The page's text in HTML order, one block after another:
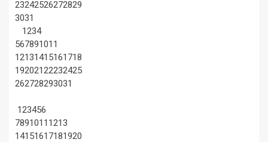
23242526272829
3031
1234
567891011
12131415161718
19202122232425
262728293031
123456
7891011 1213
14151617181920